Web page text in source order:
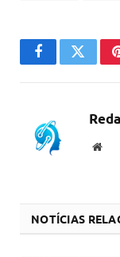
FacebookTwitter
NOTÍCIAS